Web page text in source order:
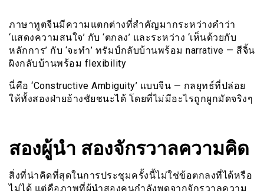
ภาษาทูตจีนมีความแตกต่างที่สำคัญมากระหว่างคำว่า
‘แสดงความสนใจ’ กับ ‘ตกลง’ และระหว่าง ‘เห็นด้วยกับ
หลักการ’ กับ ‘จะทำ’ ทรัมป์กลับบ้านพร้อม narrative — สีจิ้น
ผิงกลับบ้านพร้อม flexibility
นี่คือ ‘Constructive Ambiguity’ แบบจีน — กลยุทธ์ที่ปล่อย
ให้ทั้งสองฝ่ายอ้างชัยชนะได้ โดยที่ไม่มีอะไรถูกผูกมัดจริงๆ
สองผู้นำ สองจักรวาลความคิด
สิ่งที่น่าคิดที่สุดในการประชุมครั้งนี้ไม่ใช่ข้อตกลงที่ได้หรือ
ไม่ได้ แต่คือภาพที่ผู้นำสองคนกำลังพูดจากจักรวาลความ